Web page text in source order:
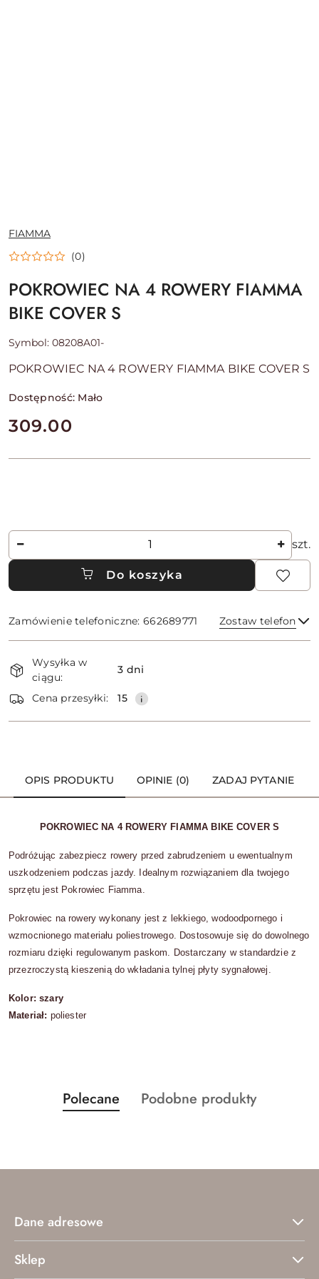
NAZWA
PRODUCENTA:
FIAMMA
(0)
POKROWIEC NA 4 ROWERY FIAMMA
BIKE COVER S
Symbol: 08208A01-
POKROWIEC NA 4 ROWERY FIAMMA BIKE COVER S
Dostępność: Mało
cena:
309.00
Ilość szt.
Do koszyka
Zamówienie telefoniczne: 662689771 Zostaw telefon
i
dostawa
Wysyłka w
ciągu:
3 dni
Cena przesyłki: 15
OPIS PRODUKTU OPINIE (0) ZADAJ PYTANIE
POKROWIEC NA 4 ROWERY FIAMMA BIKE COVER S
Podróżując zabezpiecz rowery przed zabrudzeniem u ewentualnym
uszkodzeniem podczas jazdy. Idealnym rozwiązaniem dla twojego
sprzętu jest Pokrowiec Fiamma.
Pokrowiec na rowery wykonany jest z lekkiego, wodoodpornego i
wzmocnionego materiału poliestrowego. Dostosowuje się do dowolnego
rozmiaru dzięki regulowanym paskom.
Dostarczany w standardzie z
przezroczystą kieszenią do wkładania tylnej płyty sygnałowej.
Kolor: szary
Materiał: poliester
Pomiń karuzelę produktów
Produkty
o
Polecane
Produkty
Podobne produkty
Dane adresowe
Sklep